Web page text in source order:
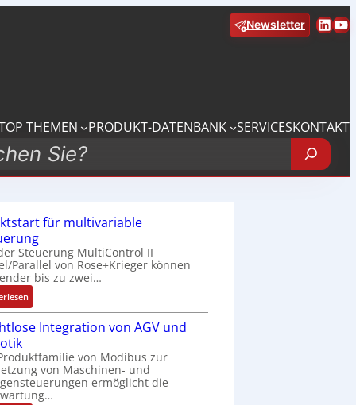
Newsletter
THEMEN PRODUKT-DATENBANK SERVICESKONTAKT
für multivariable
Steuerung MultiControl II
Parallel von Rose+Krieger können
bis zu zwei…
:
M
a
k
t
s
t
Integration von AGV und
von Modibus zur
von Maschinen- und
ermöglicht die